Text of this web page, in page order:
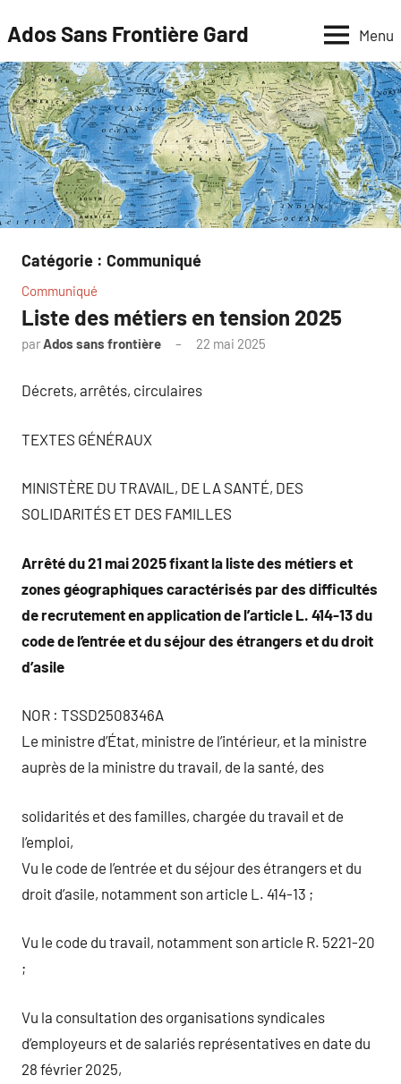
au
contenu
Ados Sans Frontière Gard Menu
Catégorie : Communiqué
Communiqué
Liste des métiers en tension 2025
parAdos sans frontière 22 mai 2025
Décrets, arrêtés, circulaires
TEXTES GÉNÉRAUX
MINISTÈRE DU TRAVAIL, DE LA SANTÉ, DES
SOLIDARITÉS ET DES FAMILLES
Arrêté du 21 mai 2025 fixant la liste des métiers et
zones géographiques caractérisés par des difficultés
de recrutement en application de l’article L. 414-13 du
code de l’entrée et du séjour des étrangers et du droit
d’asile
NOR : TSSD2508346A
Le ministre d’État, ministre de l’intérieur, et la ministre
auprès de la ministre du travail, de la santé, des
solidarités et des familles, chargée du travail et de
l’emploi,
Vu le code de l’entrée et du séjour des étrangers et du
droit d’asile, notamment son article L. 414-13 ;
Vu le code du travail, notamment son article R. 5221-20
;
Vu la consultation des organisations syndicales
d’employeurs et de salariés représentatives en date du
28 février 2025,